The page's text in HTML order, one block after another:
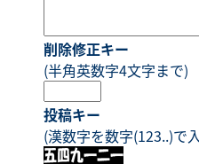
削除修正キー
(半角英数字4文字まで)
投稿キー
(漢数字を数字(123..)で